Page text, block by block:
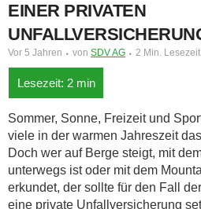
EINER PRIVATEN
Vor 5 Jahren von SDV AG 2 Min. Lesezeit
Sommer, Sonne, Freizeit und
viele in der warmen Jahreszeit
Doch wer auf Berge steigt, mit
unterwegs ist oder mit dem
erkundet, der sollte für den Fall
eine private Unfallversicherung